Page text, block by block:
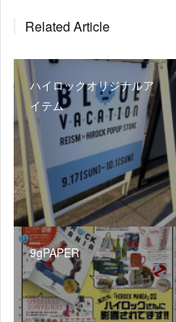
Related Article
ハイロックオリジナルア
イテム
9gPAPER